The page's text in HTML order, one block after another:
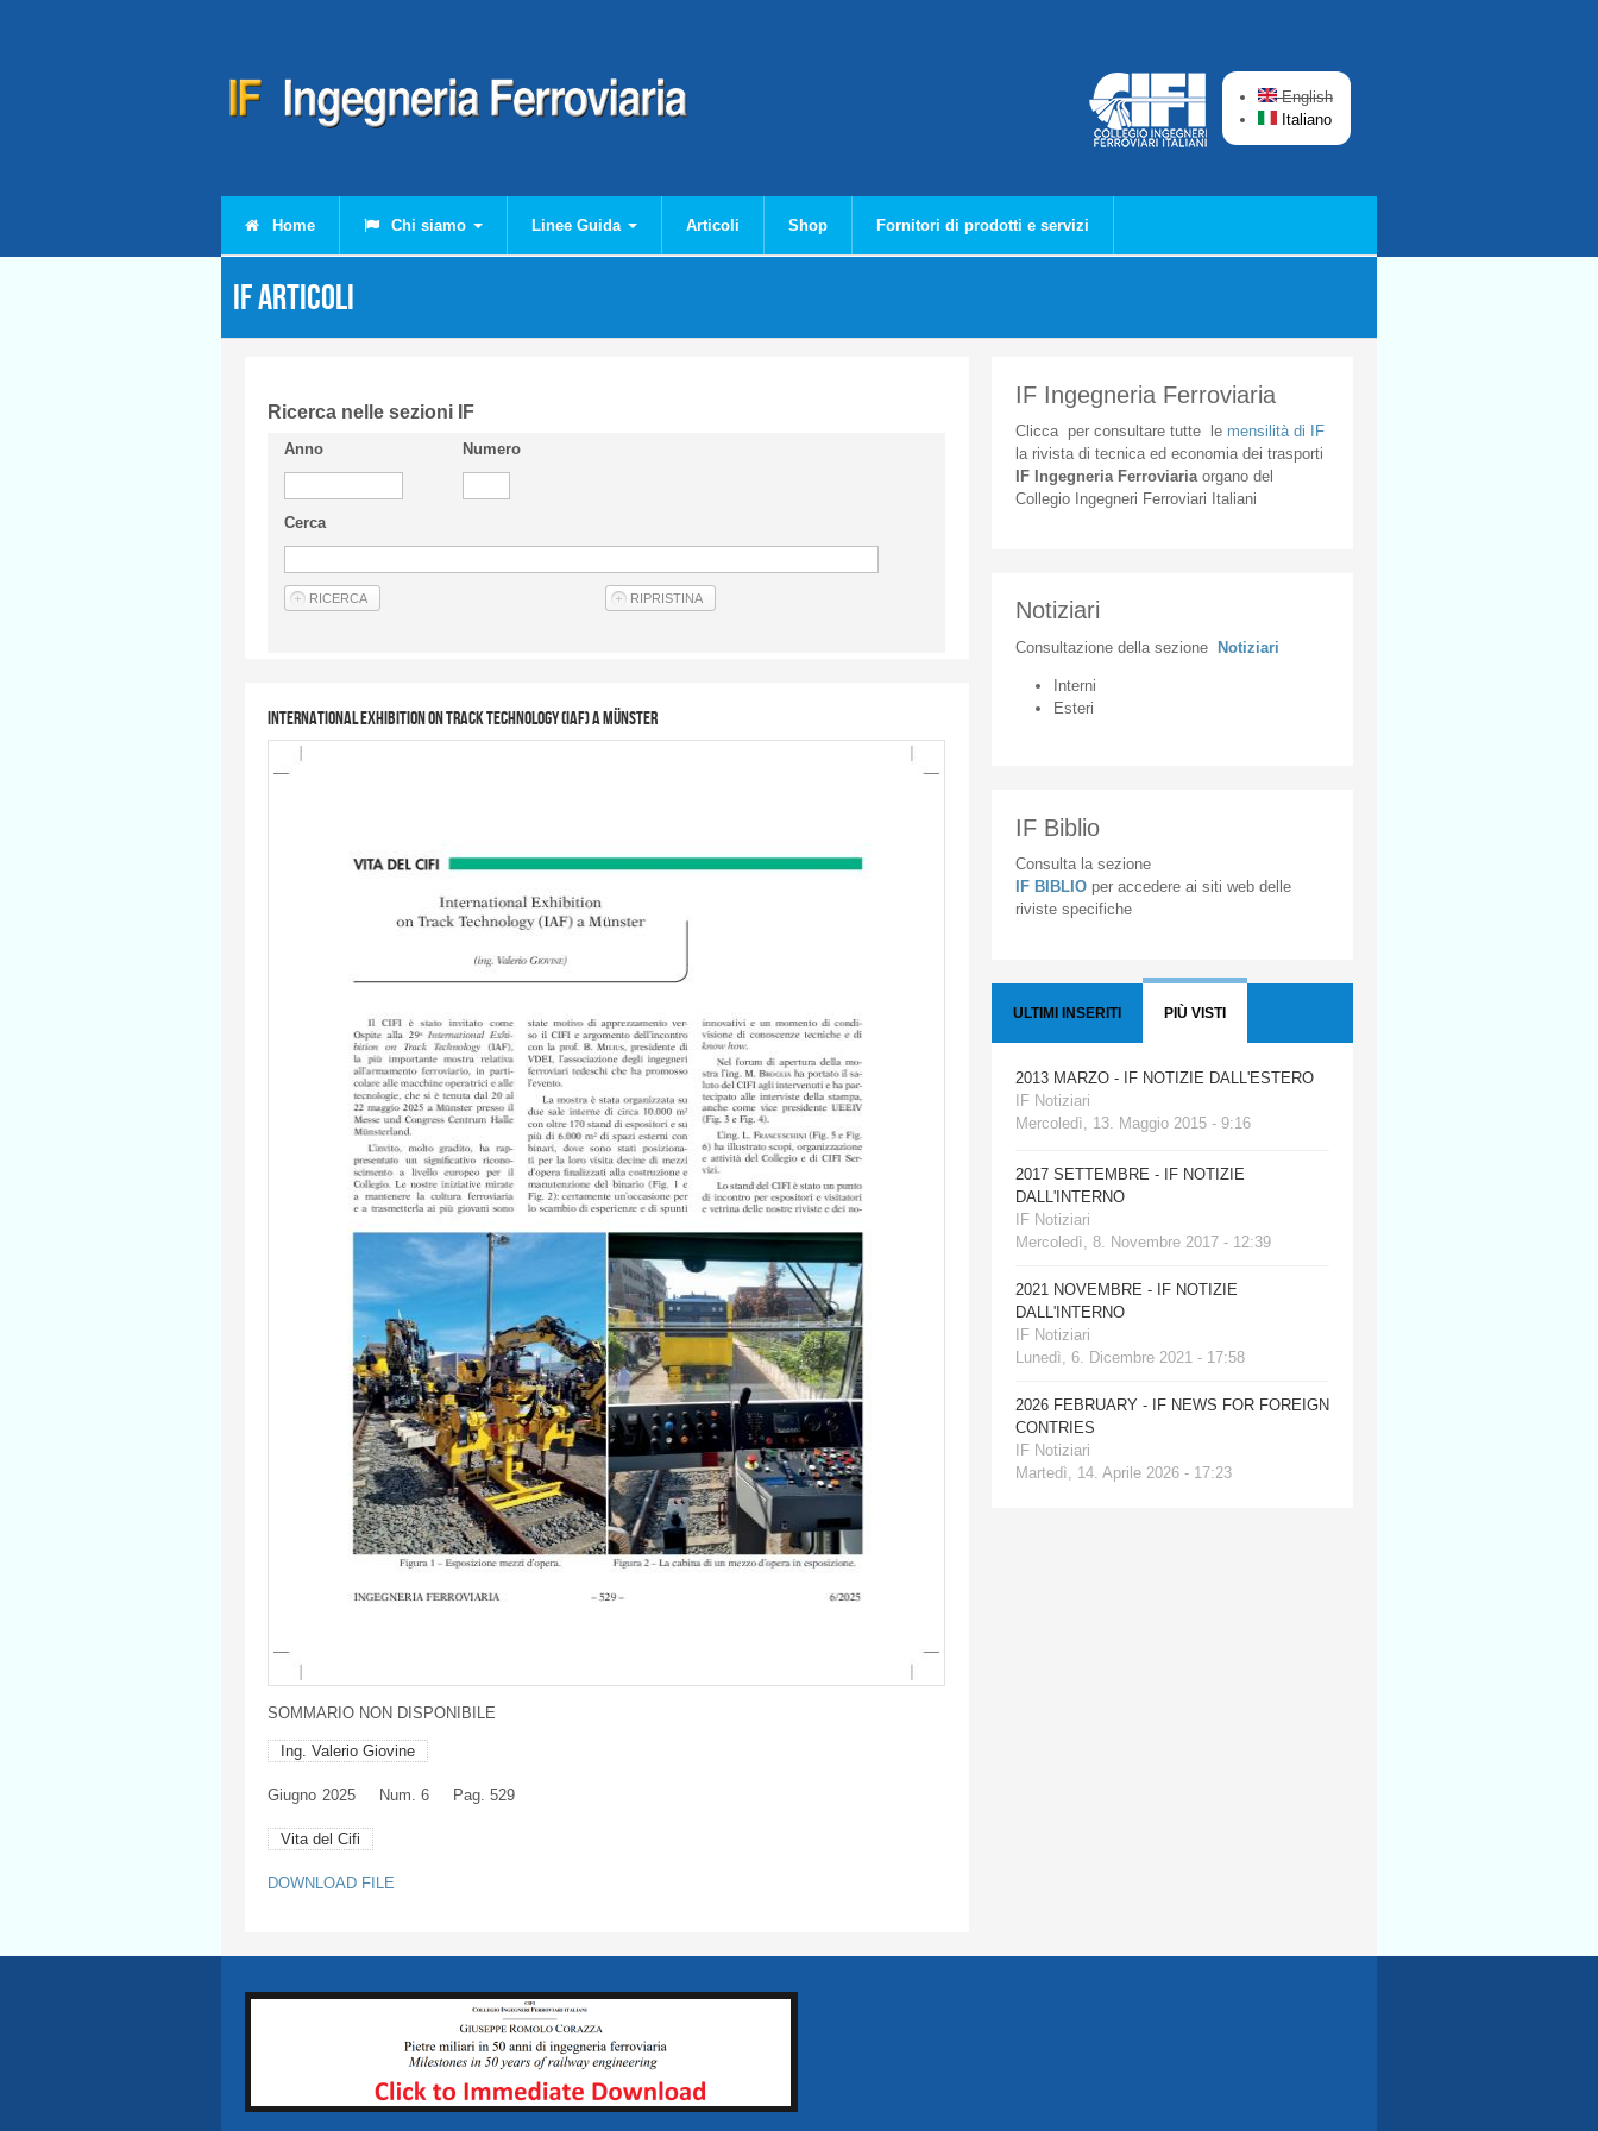
English
Italiano
Home Chi siamo Linee Guida Articoli Shop Fornitori di prodotti e servizi
IF Articoli
Ricerca nelle sezioni IF
Anno Numero
Cerca
International Exhibition on Track Technology (IAF) a Münster
SOMMARIO NON DISPONIBILE
Ing. Valerio Giovine
Giugno 2025 Num. 6 Pag. 529
Vita del Cifi
DOWNLOAD FILE
IF Ingegneria Ferroviaria
Cliccaper consultare tuttele mensilità di IF
la rivista di tecnica ed economia dei trasporti
IF Ingegneria Ferroviaria organodel
Collegio
Ingegneri Ferroviari Italiani
Notiziari
Consultazione della sezione Notiziari
Interni
Esteri
IF Biblio
Consulta la sezione
IF BIBLIO per accedere ai siti web delle
riviste specifiche
ULTIMI INSERITI PIÙ VISTI
2013 MARZO - IF NOTIZIE DALL'ESTERO
IF Notiziari
Mercoledì, 13. Maggio 2015 - 9:16
2017 SETTEMBRE - IF NOTIZIE
DALL'INTERNO
IF Notiziari
Mercoledì, 8. Novembre 2017 - 12:39
2021 NOVEMBRE - IF NOTIZIE
DALL'INTERNO
IF Notiziari
Lunedì, 6. Dicembre 2021 - 17:58
2026 FEBRUARY - IF NEWS FOR FOREIGN
CONTRIES
IF Notiziari
Martedì, 14. Aprile 2026 - 17:23